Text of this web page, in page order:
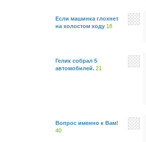
Если машинка глохнет
на холостом ходу 18
Гелик cобрал 5
автомобилей. 21
Вопрос именно к Вам!
40